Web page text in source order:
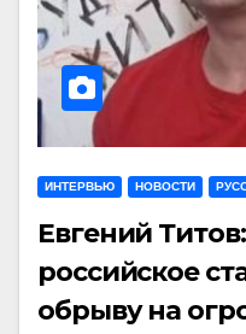
ИНТЕРВЬЮ НОВОСТИ
Евгений
российское
обрыву на